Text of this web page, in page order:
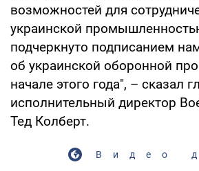
возможностей для
украинской
подчеркнуто подписанием
об украинской оборонной
начале этого года", – сказал
исполнительный директор
Тед Колберт.
Видео